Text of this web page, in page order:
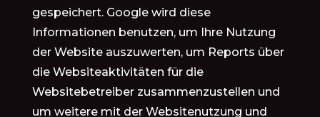
gespeichert. Google wird diese
Informationen benutzen, um Ihre Nutzung
der Website auszuwerten, um Reports über
die Websiteaktivitäten für die
Websitebetreiber zusammenzustellen und
um weitere mit der Websitenutzung und